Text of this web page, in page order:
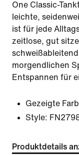
One Classic-
leichte,
ist für jede
zeitlose, gut
morgendlichen
Entspannen für
Gezeigte
Style:
Produktdetails